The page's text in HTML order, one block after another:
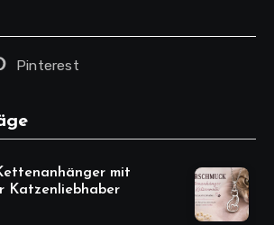
Pinterest
mit
Katzenliebhaber